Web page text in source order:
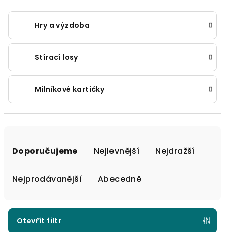
Hry a výzdoba
Stírací losy
Milníkové kartičky
Doporučujeme Nejlevnější Nejdražší
Nejprodávanější Abecedně
Otevřít filtr